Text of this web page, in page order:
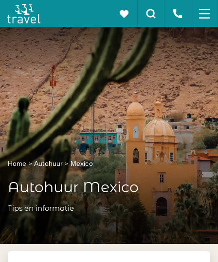
Home Autohuur Mexico
Autohuur Mexico
Tips en informatie